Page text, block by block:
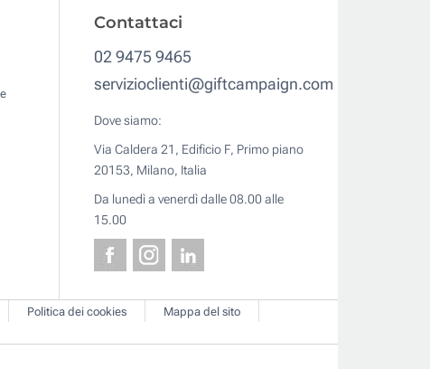
Contattaci
02 9475 9465
servizioclienti@giftcampaign.com
Dove siamo:
Via Caldera 21, Edificio F, Primo piano
20153, Milano, Italia
Da lunedì a venerdì dalle 08.00 alle
15.00
Politica dei cookies
Mappa del sito